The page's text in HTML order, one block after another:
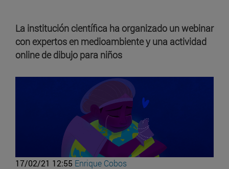
La institución científica ha organizado un webinar
con expertos en medioambiente y una actividad
online de dibujo para niños
17/02/21 12:55 Enrique Cobos